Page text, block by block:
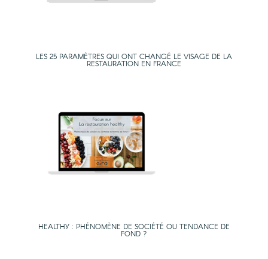
LES 25 PARAMÈTRES QUI ONT CHANGÉ LE VISAGE DE LA
RESTAURATION EN FRANCE
HEALTHY : PHÉNOMÈNE DE SOCIÉTÉ OU TENDANCE DE
FOND ?